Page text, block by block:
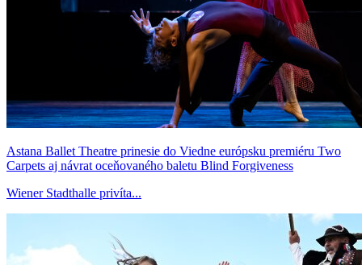
Astana Ballet Theatre prinesie do Viedne európsku premiéru Two
Carpets aj návrat oceňovaného baletu Blind Forgiveness
Wiener Stadthalle privíta...